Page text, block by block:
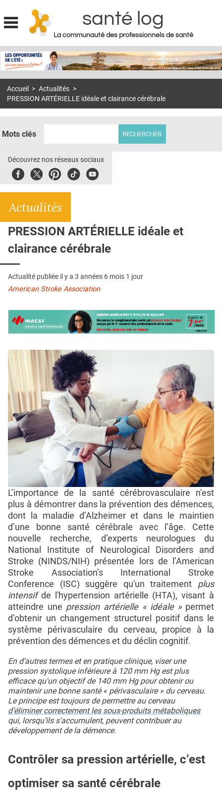
Jump to navigation
santé log
La communauté des professionnels de santé
MON COMPTE
S'ABONNER À LA REVUE SOIN À DOMICILE
DOSSIERS
E-REVUE SAD
L'APP
QUI SOMMES-NOUS ?
PUBLICITÉ
CONDITIONS GÉNÉRALES
CONTACT
Accueil > Actualités >
PRESSION ARTÉRIELLE idéale et clairance cérébrale
Mots clés
Découvrez nos réseaux sociaux
FacebookTwitterPinterest
TiktokYoubute
Actualités
PRESSION ARTÉRIELLE idéale et
clairance cérébrale
Actualité publiée il y a 3 années 6 mois 1 jour
American Stroke Association
L’importance de la santé cérébrovasculaire n’est
plus à démontrer dans la prévention des démences,
dont la maladie d’Alzheimer et dans le maintien
d’une bonne santé cérébrale avec l’âge. Cette
nouvelle recherche, d’experts neurologues du
National Institute of Neurological Disorders and
Stroke (NINDS/NIH) présentée lors de l’American
Stroke Association’s International Stroke
Conference (ISC) suggère qu'un traitement plus
intensifde l'hypertension artérielle (HTA), visant à
atteindre une pression artérielle « idéale »permet
d’obtenir un changement structurel positif dans le
système périvasculaire du cerveau, propice à la
prévention des démences et du déclin cognitif.
En d’autres termes et en pratique clinique, viser une
pression systolique inférieure à 120 mm Hg est plus
efficace qu'un objectif de 140 mm Hg pour obtenir ou
maintenir une bonne santé « périvasculaire » du cerveau.
Le principe est toujours de permettre au cerveau
d’éliminer correctement les sous-produits métaboliques
qui, lorsqu’ils s'accumulent, peuvent contribuer au
développement de la démence.
Contrôler sa pression artérielle, c’est
optimiser sa santé cérébrale